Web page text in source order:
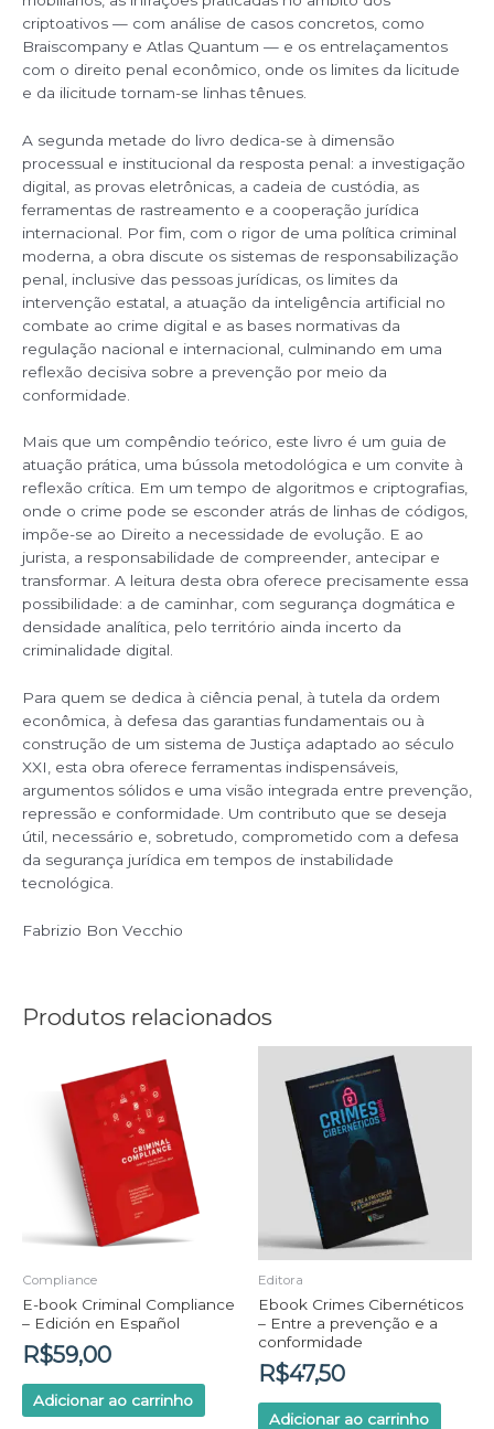
criptoativos — com análise de casos concretos, como
Braiscompany e Atlas Quantum — e os entrelaçamentos
com o direito penal econômico, onde os limites da licitude
e da ilicitude tornam-se linhas tênues.
A segunda metade do livro dedica-se à dimensão
processual e institucional da resposta penal: a investigação
digital, as provas eletrônicas, a cadeia de custódia, as
ferramentas de rastreamento e a cooperação jurídica
internacional. Por fim, com o rigor de uma política criminal
moderna, a obra discute os sistemas de responsabilização
penal, inclusive das pessoas jurídicas, os limites da
intervenção estatal, a atuação da inteligência artificial no
combate ao crime digital e as bases normativas da
regulação nacional e internacional, culminando em uma
reflexão decisiva sobre a prevenção por meio da
conformidade.
Mais que um compêndio teórico, este livro é um guia de
atuação prática, uma bússola metodológica e um convite à
reflexão crítica. Em um tempo de algoritmos e criptografias,
onde o crime pode se esconder atrás de linhas de códigos,
impõe-se ao Direito a necessidade de evolução. E ao
jurista, a responsabilidade de compreender, antecipar e
transformar. A leitura desta obra oferece precisamente essa
possibilidade: a de caminhar, com segurança dogmática e
densidade analítica, pelo território ainda incerto da
criminalidade digital.
Para quem se dedica à ciência penal, à tutela da ordem
econômica, à defesa das garantias fundamentais ou à
construção de um sistema de Justiça adaptado ao século
XXI, esta obra oferece ferramentas indispensáveis,
argumentos sólidos e uma visão integrada entre prevenção,
repressão e conformidade. Um contributo que se deseja
útil, necessário e, sobretudo, comprometido com a defesa
da segurança jurídica em tempos de instabilidade
tecnológica.
Fabrizio Bon Vecchio
Produtos relacionados
Compliance
E-book Criminal Compliance
– Edición en Español
R$59,00
Adicionar ao carrinho
Editora
Ebook Crimes Cibernéticos
– Entre a prevenção e a
conformidade
R$47,50
Adicionar ao carrinho